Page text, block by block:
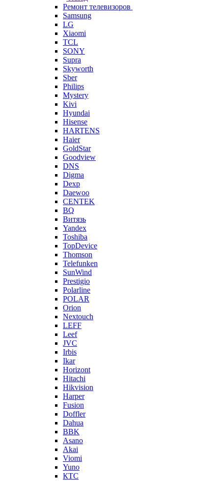
Ремонт телевизоров
Samsung
LG
Xiaomi
TCL
SONY
Supra
Skyworth
Sber
Philips
Mystery
Kivi
Hyundai
Hisense
HARTENS
Haier
GoldStar
Goodview
DNS
Digma
Dexp
Daewoo
CENTEK
BQ
Витязь
Yandex
Toshiba
TopDevice
Thomson
Telefunken
SunWind
Prestigio
Polarline
POLAR
Orion
Nextouch
LEFF
Leef
JVC
Irbis
Ikar
Horizont
Hitachi
Hikvision
Harper
Fusion
Doffler
Dahua
BBK
Asano
Akai
Viomi
Yuno
КТС